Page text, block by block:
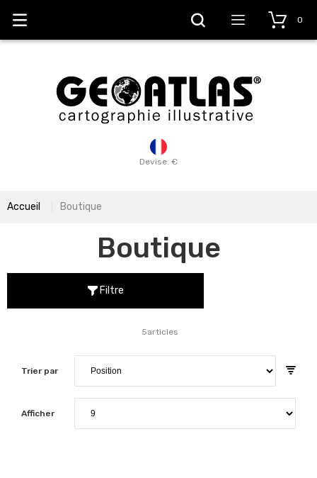
Devise: €
0
Accueil Boutique
Boutique
Filtre
Trier par
5articles
Afficher